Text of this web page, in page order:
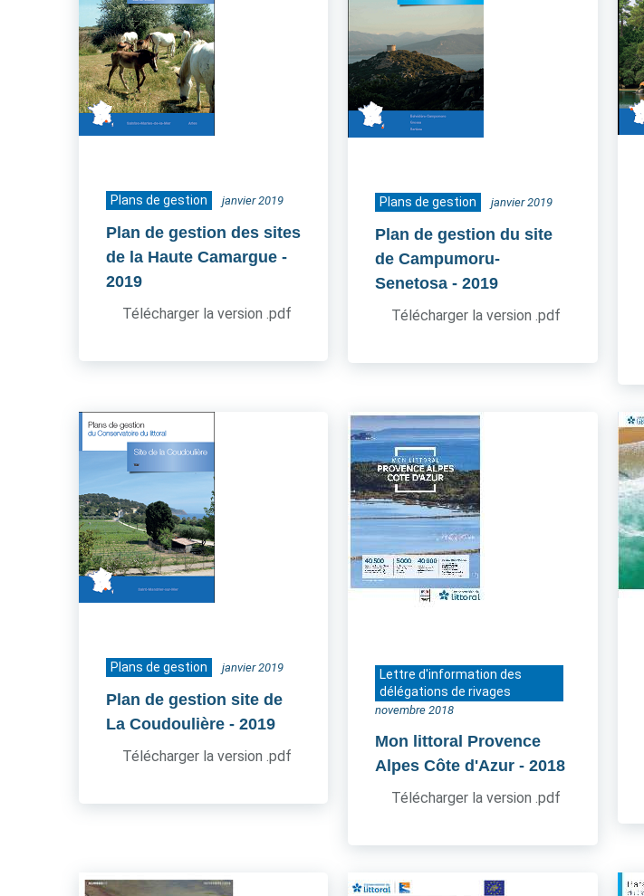
Plans de gestion janvier 2019
Plan de gestion des sites
de la Haute Camargue -
2019
Télécharger la version .pdf
Plans de gestion janvier 2019
Plan de gestion du site
de Campumoru-
Senetosa - 2019
Télécharger la version .pdf
Plans de gestion janvier 2019
Plan de gestion site de
La Coudoulière - 2019
Télécharger la version .pdf
Lettre d'information des
délégations de rivages
novembre 2018
Mon littoral Provence
Alpes Côte d'Azur - 2018
Télécharger la version .pdf